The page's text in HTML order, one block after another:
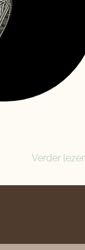
Verder